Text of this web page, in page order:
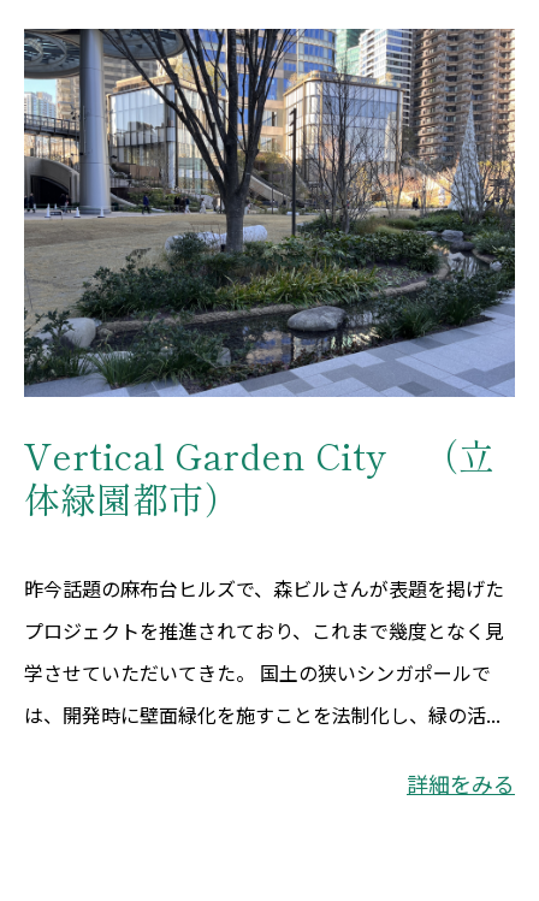
Vertical Garden City （立
体緑園都市）
昨今話題の麻布台ヒルズで、森ビルさんが表題を掲げた
プロジェクトを推進されており、これまで幾度となく見
学させていただいてきた。 国土の狭いシンガポールで
は、開発時に壁面緑化を施すことを法制化し、緑の活...
詳細をみる